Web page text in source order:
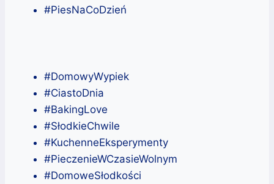
#PiesNaCoDzień
#DomowyWypiek
#CiastoDnia
#BakingLove
#SłodkieChwile
#KuchenneEksperymenty
#PieczenieWCzasieWolnym
#DomoweSłodkości